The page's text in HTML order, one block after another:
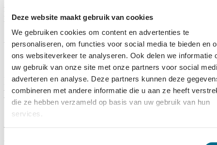
Deze website maakt gebruik van cookies
We gebruiken cookies om content en advertenties te
personaliseren, om functies voor social media te bieden en
ons websiteverkeer te analyseren. Ook delen we informatie
uw gebruik van onze site met onze partners voor social
adverteren en analyse. Deze partners kunnen deze
combineren met andere informatie die u aan ze heeft
die ze hebben verzameld op basis van uw gebruik van hun
services.
Toestemmingsselectie
In week 26 zijn er ook extra afvaarten op maandag: 18:30 uur H-T
uur T-H.
Aan deze dienstregeling kunnen geen rechten worden ontleend.
Informatie afmeerlocatie vrachtboot Ms
Noord-Nederland
Adres Harlingen: